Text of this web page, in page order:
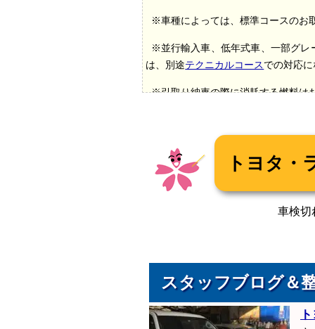
※車種によっては、標準コースのお
※並行輸入車、低年式車、一部グレ
は、別途テクニカルコースでの対応
※引取り納車の際に消耗する燃料は
+1ヶ月契約になります。
*2（自動車重量税）エコカー対象車
重量税額が異なります。また、エコ
る場合がございます。
ます。 専用テスターが必要なお車
していないお車など診断ができない
車検切
スタッフブログ＆